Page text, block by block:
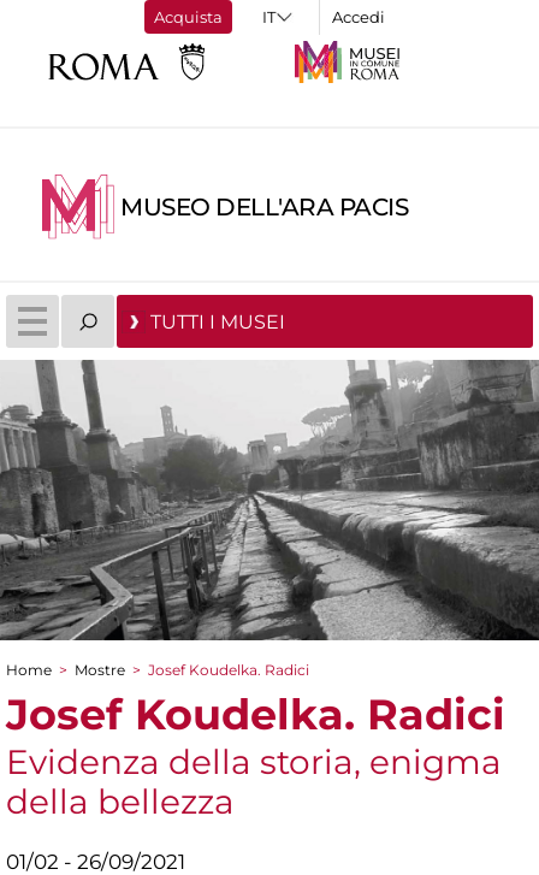
Acquista Accedi
MUSEO DELL'ARA PACIS
TUTTI I MUSEI
Tu sei qui
Home > Mostre > Josef Koudelka. Radici
Josef Koudelka. Radici
Evidenza della storia, enigma
della bellezza
01/02 - 26/09/2021